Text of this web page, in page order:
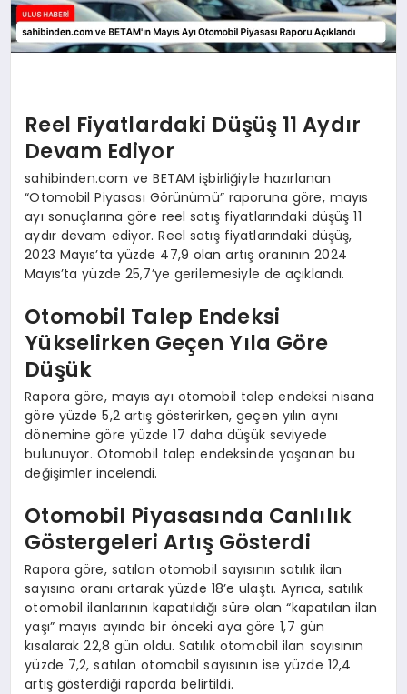
Reel Fiyatlardaki Düşüş 11 Aydır
Devam Ediyor
sahibinden.com ve BETAM işbirliğiyle hazırlanan
“Otomobil Piyasası Görünümü” raporuna göre, mayıs
ayı sonuçlarına göre reel satış fiyatlarındaki düşüş 11
aydır devam ediyor. Reel satış fiyatlarındaki düşüş,
2023 Mayıs’ta yüzde 47,9 olan artış oranının 2024
Mayıs’ta yüzde 25,7’ye gerilemesiyle de açıklandı.
Otomobil Talep Endeksi
Yükselirken Geçen Yıla Göre
Düşük
Rapora göre, mayıs ayı otomobil talep endeksi nisana
göre yüzde 5,2 artış gösterirken, geçen yılın aynı
dönemine göre yüzde 17 daha düşük seviyede
bulunuyor. Otomobil talep endeksinde yaşanan bu
değişimler incelendi.
Otomobil Piyasasında Canlılık
Göstergeleri Artış Gösterdi
Rapora göre, satılan otomobil sayısının satılık ilan
sayısına oranı artarak yüzde 18’e ulaştı. Ayrıca, satılık
otomobil ilanlarının kapatıldığı süre olan “kapatılan ilan
yaşı” mayıs ayında bir önceki aya göre 1,7 gün
kısalarak 22,8 gün oldu. Satılık otomobil ilan sayısının
yüzde 7,2, satılan otomobil sayısının ise yüzde 12,4
artış gösterdiği raporda belirtildi.